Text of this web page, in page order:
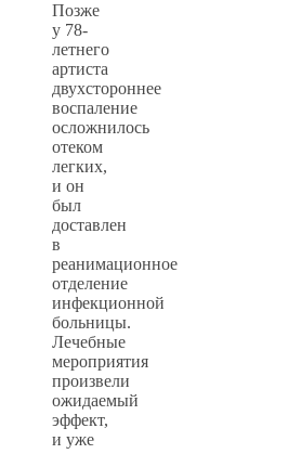
Позже
у 78-
летнего
артиста
двухстороннее
воспаление
осложнилось
отеком
легких,
и он
был
доставлен
в
реанимационное
отделение
инфекционной
больницы.
Лечебные
мероприятия
произвели
ожидаемый
эффект,
и уже